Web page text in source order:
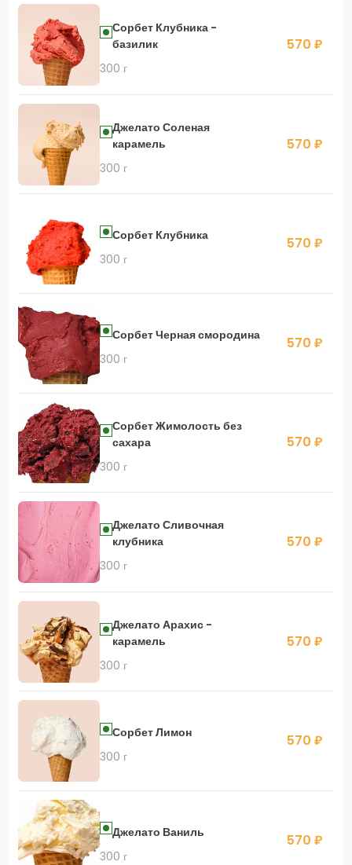
Сорбет Клубника -
базилик
300 г
570 ₽
Джелато Соленая
карамель
300 г
570 ₽
Сорбет Клубника
300 г
570 ₽
Сорбет Черная смородина
300 г
570 ₽
Сорбет Жимолость без
сахара
300 г
570 ₽
Джелато Сливочная
клубника
300 г
570 ₽
Джелато Арахис -
карамель
300 г
570 ₽
Сорбет Лимон
300 г
570 ₽
Джелато Ваниль
300 г
570 ₽